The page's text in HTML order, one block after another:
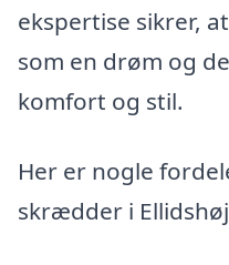
ekspertise sikrer,
som en drøm og
komfort og stil.
Her er nogle
skrædder i